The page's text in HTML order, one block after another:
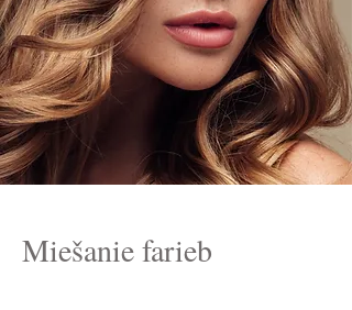
Miešanie farieb